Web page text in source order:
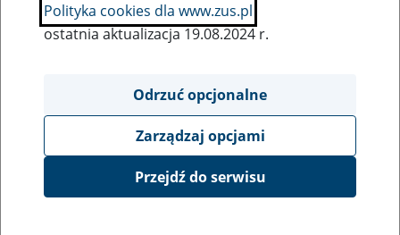
Ukryj wszystkie pozycje bazy
Ubojnia Zwierząt Rzeźnych - Lubań,
Polityka cookies dla www.zus.pl
ostatnia aktualizacja 19.08.2024 r.
Odrzuć opcjonalne
Zarządzaj opcjami
Przejdź do serwisu